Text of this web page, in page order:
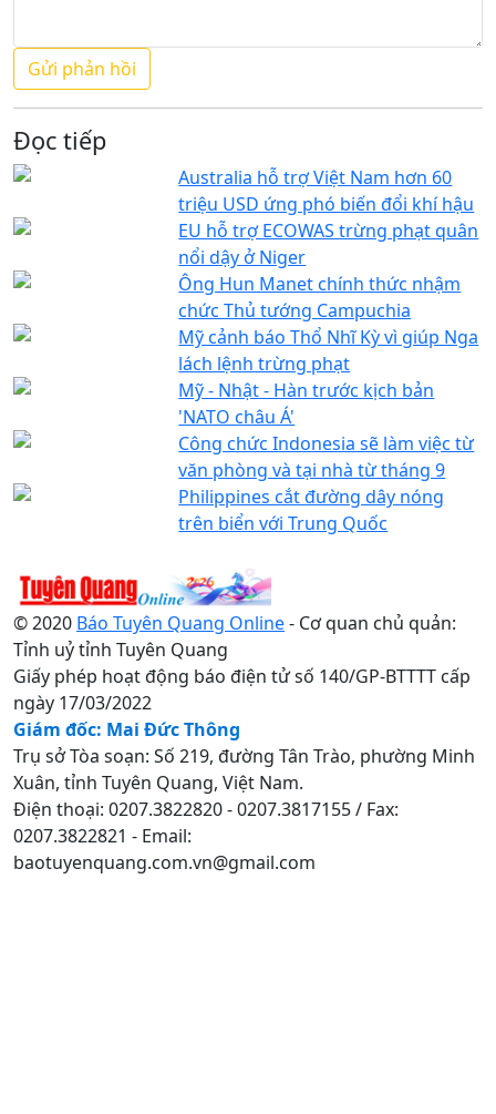
Đọc tiếp
Australia hỗ trợ Việt Nam hơn 60
triệu USD ứng phó biến đổi khí hậu
EU hỗ trợ ECOWAS trừng phạt quân
nổi dậy ở Niger
Ông Hun Manet chính thức nhậm
chức Thủ tướng Campuchia
Mỹ cảnh báo Thổ Nhĩ Kỳ vì giúp Nga
lách lệnh trừng phạt
Mỹ - Nhật - Hàn trước kịch bản
'NATO châu Á'
Công chức Indonesia sẽ làm việc từ
văn phòng và tại nhà từ tháng 9
Philippines cắt đường dây nóng
trên biển với Trung Quốc
© 2020 Báo Tuyên Quang Online- Cơ quan chủ quản:
Tỉnh uỷ tỉnh Tuyên Quang
Giấy phép hoạt động báo điện tử số 140/GP-BTTTT cấp
ngày 17/03/2022
Giám đốc: Mai Đức Thông
Trụ sở Tòa soạn: Số 219, đường Tân Trào, phường Minh
Xuân, tỉnh Tuyên Quang, Việt Nam.
Điện thoại: 0207.3822820 - 0207.3817155 / Fax:
0207.3822821 - Email:
baotuyenquang.com.vn@gmail.com